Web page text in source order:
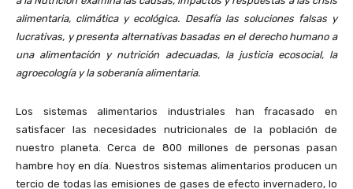
alimentaria, climática y ecológica. Desafía las soluciones falsas y
lucrativas, y presenta alternativas basadas en el derecho humano a
una alimentación y nutrición adecuadas, la justicia ecosocial, la
agroecología y la soberanía alimentaria.
Los sistemas alimentarios industriales han fracasado en
satisfacer las necesidades nutricionales de la población de
nuestro planeta. Cerca de 800 millones de personas pasan
hambre hoy en día. Nuestros sistemas alimentarios producen un
tercio de todas las emisiones de gases de efecto invernadero, lo